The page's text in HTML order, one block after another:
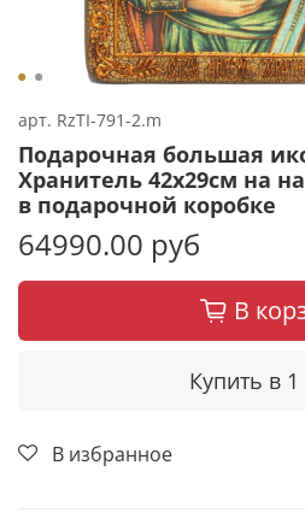
арт. RzTI-791-2.m
Подарочная большая
Хранитель 42х29см на
в подарочной коробке
64990.00 руб
В
Купить в 1
В избранное